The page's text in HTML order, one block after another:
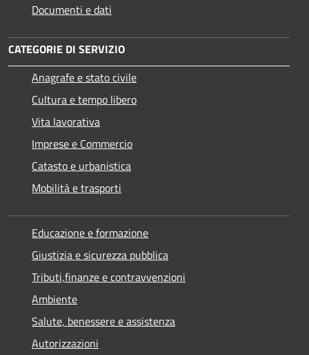
Documenti e dati
CATEGORIE DI SERVIZIO
Anagrafe e stato civile
Cultura e tempo libero
Vita lavorativa
Imprese e Commercio
Catasto e urbanistica
Mobilità e trasporti
Educazione e formazione
Giustizia e sicurezza pubblica
Tributi,finanze e contravvenzioni
Ambiente
Salute, benessere e assistenza
Autorizzazioni